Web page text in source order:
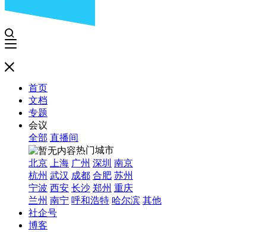
首页
文档
专题
会议
全部 直播间
热门城市
北京
上海 广州 深圳 南京
杭州 武汉 成都 合肥 苏州
宁波 西安 长沙 郑州 重庆
兰州 南宁 呼和浩特 哈尔滨 其他
社企号
博客